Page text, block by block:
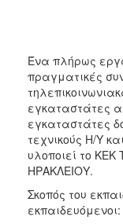
2015
2012
2011
ΔΗΜΟΣ
Ένα πλήρως
πραγματικές
εγκαταστάτες
εγκαταστάτες
τεχνικούς Η/Υ
υλοποιεί το
ΗΡΑΚΛΕΙΟΥ.
Σκοπός του
εκπαιδευόμενοι: